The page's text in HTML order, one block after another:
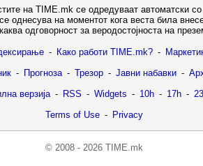
на TIME.mk се одредуваат автоматски со
однесува на моментот кога веста била
одговорност за веродостојноста на
- Како работи TIME.mk? -
- Прогноза - Трезор - Јавни набавки -
верзија - RSS - Widgets - 10h - 17h -
Terms of Use - Privacy
© 2008 - 2026 TIME.mk